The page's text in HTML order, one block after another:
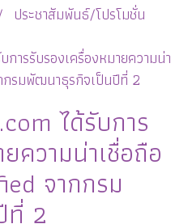
ประชาสัมพันธ์/โปรโมชั่น
การรับรองเครื่องหมายความน่า
กรมพัฒนาธุรกิจเป็นปีที่ 2
ได้รับการ
ความน่าเชื่อถือ
จากกรม
ที่ 2